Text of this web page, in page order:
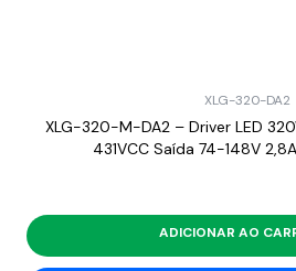
XLG-320-DA2
XLG-320-M-DA2 – Driver LED
431VCC Saída 74-148V
ADICIONAR AO